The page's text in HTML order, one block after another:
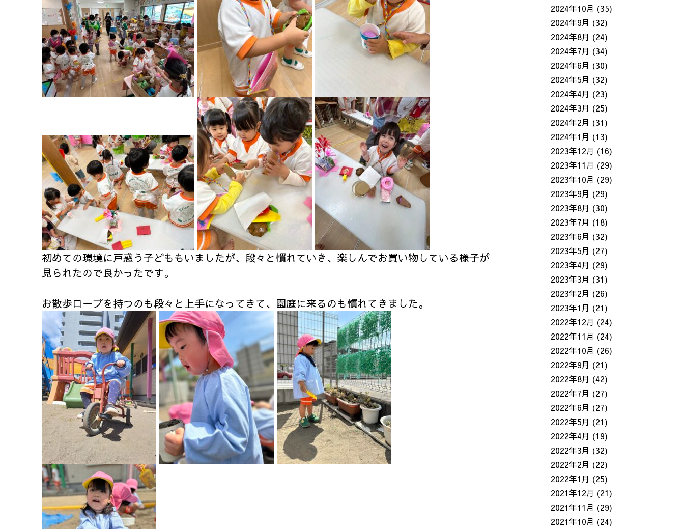
初めての環境に戸惑う子どももいましたが、段々と慣れていき、楽しんでお買い物している様子が
見られたので良かったです。
お散歩ロープを持つのも段々と上手になってきて、園庭に来るのも慣れてきました。
2024年10月 (35)
2024年9月 (32)
2024年8月 (24)
2024年7月 (34)
2024年6月 (30)
2024年5月 (32)
2024年4月 (23)
2024年3月 (25)
2024年2月 (31)
2024年1月 (13)
2023年12月 (16)
2023年11月 (29)
2023年10月 (29)
2023年9月 (29)
2023年8月 (30)
2023年7月 (18)
2023年6月 (32)
2023年5月 (27)
2023年4月 (29)
2023年3月 (31)
2023年2月 (26)
2023年1月 (21)
2022年12月 (24)
2022年11月 (24)
2022年10月 (26)
2022年9月 (21)
2022年8月 (42)
2022年7月 (27)
2022年6月 (27)
2022年5月 (21)
2022年4月 (19)
2022年3月 (32)
2022年2月 (22)
2022年1月 (25)
2021年12月 (21)
2021年11月 (29)
2021年10月 (24)